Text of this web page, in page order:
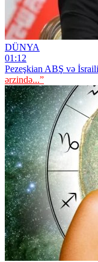
DÜNYA
01:12
Pezeşkian ABŞ və
ərzində...”